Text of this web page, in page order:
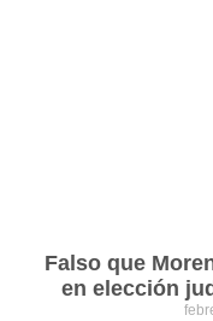
Falso que
en elección